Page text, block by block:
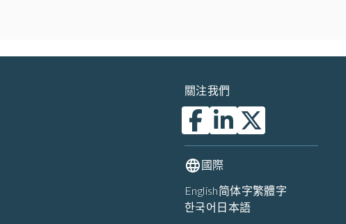
關注我們
國際
English简体字繁體字
한국어 日本語